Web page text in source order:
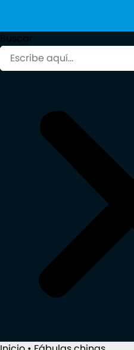
Buscar